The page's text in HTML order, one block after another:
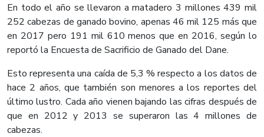
En todo el año se llevaron a matadero 3 millones 439 mil
252 cabezas de ganado bovino, apenas 46 mil 125 más que
en 2017 pero 191 mil 610 menos que en 2016, según lo
reportó la Encuesta de Sacrificio de Ganado del Dane.
Esto representa una caída de 5,3 % respecto a los datos de
hace 2 años, que también son menores a los reportes del
último lustro. Cada año vienen bajando las cifras después de
que en 2012 y 2013 se superaron las 4 millones de
cabezas.